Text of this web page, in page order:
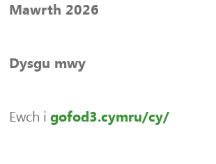
Mawrth 2026
Dysgu mwy
Ewch igofod3.cymru/cy/